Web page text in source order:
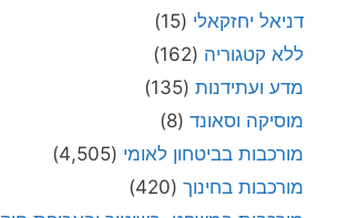
דניאל יחזקאלי (15)
ללא קטגוריה (162)
מדע ועתידנות (135)
מוסיקה וסאונד (8)
מורכבות בביטחון לאומי (4,505)
מורכבות בחינוך (420)